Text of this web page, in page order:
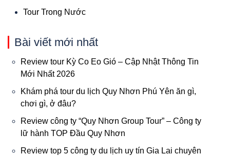
Tour Trong Nước
Bài viết mới nhất
Review tour Kỳ Co Eo Gió – Cập Nhật Thông Tin
Mới Nhất 2026
Khám phá tour du lịch Quy Nhơn Phú Yên ăn gì,
chơi gì, ở đâu?
Review công ty “Quy Nhơn Group Tour” – Công ty
lữ hành TOP Đầu Quy Nhơn
Review top 5 công ty du lịch uy tín Gia Lai chuyên